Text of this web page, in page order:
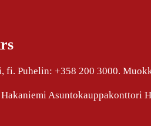
fi. Puhelin: +358 200 3000.
Asuntokauppakonttori